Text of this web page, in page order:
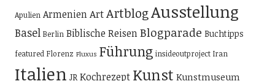
Apulien ArmenienArtArtblogAusstellung
Basel Berlin Biblische ReisenBlogparade Buchtipps
featured Florenz Fluxus Führung insideoutproject Iran
Italien JR Kochrezept Kunst Kunstmuseum